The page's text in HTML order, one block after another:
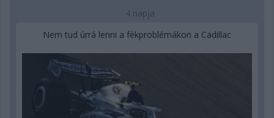
4 napja
Nem tud úrrá lenni a fékproblémákon a Cadillac